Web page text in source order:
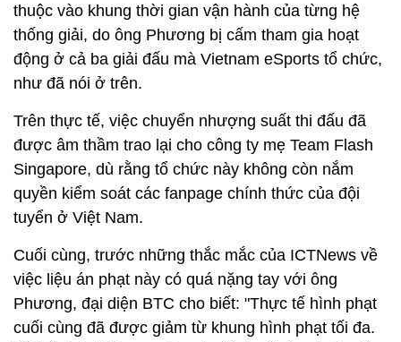
thuộc vào khung thời gian vận hành của từng hệ
thống giải, do ông Phương bị cấm tham gia hoạt
động ở cả ba giải đấu mà Vietnam eSports tổ chức,
như đã nói ở trên.
Trên thực tế, việc chuyển nhượng suất thi đấu đã
được âm thầm trao lại cho công ty mẹ Team Flash
Singapore, dù rằng tổ chức này không còn nắm
quyền kiểm soát các fanpage chính thức của đội
tuyển ở Việt Nam.
Cuối cùng, trước những thắc mắc của ICTNews về
việc liệu án phạt này có quá nặng tay với ông
Phương, đại diện BTC cho biết: "Thực tế hình phạt
cuối cùng đã được giảm từ khung hình phạt tối đa.